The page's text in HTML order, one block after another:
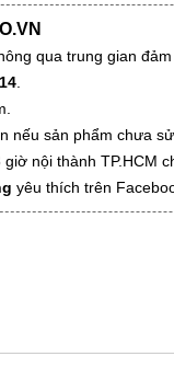
qua trung gian
nếu sản phẩm chưa
nội thành TP.HCM
yêu thích trên